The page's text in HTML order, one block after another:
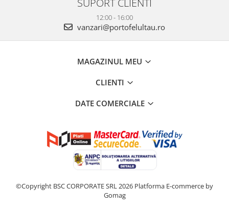
12:00 - 16:00
vanzari@portofelultau.ro
MAGAZINUL MEU
CLIENTI
DATE COMERCIALE
©Copyright BSC CORPORATE SRL 2026 Platforma E-commerce by
Gomag